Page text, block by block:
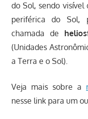
do Sol, sendo
periférica do Sol,
chamada de
(Unidades
a Terra e o Sol).
Veja mais sobre a
nesse link para um